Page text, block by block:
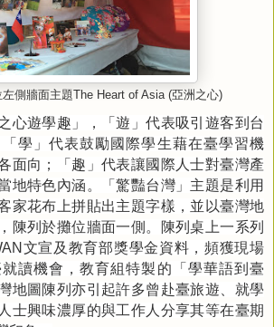
側牆面主題The Heart of Asia (亞洲之心)
心遊學趣」，「遊」代表吸引遊客到台
學」代表鼓勵國際學生藉在臺學習機
面向；「趣」代表讓國際人士對臺灣產
地特色內涵。「驚豔台灣」主題是利用
家花布上拼貼出主題字樣，並以臺灣地
陳列於攤位牆面一側。陳列桌上一系列
文宣及教育部獎學金資料，頻獲現場
讀機會，教育組特製的「學華語到臺
地圖陳列亦引起許多曾赴臺旅遊、就學
士興味濃厚的與工作人分享其等在臺期